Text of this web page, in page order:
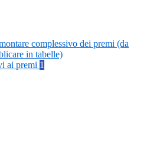
complessivo dei premi (da
in tabelle)
ai premi 1